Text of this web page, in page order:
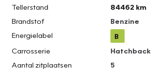
Tellerstand
84462 km
Brandstof
Benzine
Energielabel
B
Carrosserie
Hatchback
Aantal zitplaatsen
5